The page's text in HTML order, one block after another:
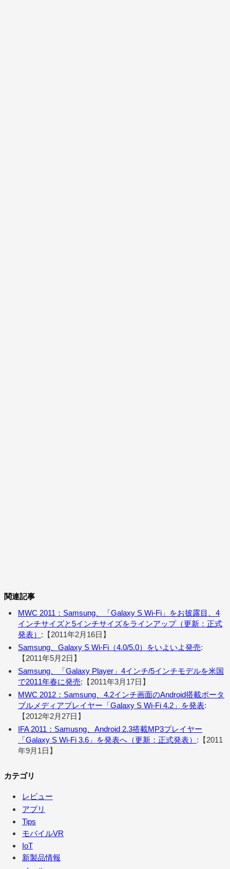
関連記事
MWC 2011：Samsung、「Galaxy S Wi-Fi」をお披露目、4
インチサイズと5インチサイズをラインアップ（更新：正式
発表） :【2011年2月16日】
Samsung、Galaxy S Wi-Fi（4.0/5.0）をいよいよ発売:
【2011年5月2日】
Samsung、「Galaxy Player」4インチ/5インチモデルを米国
で2011年春に発売:【2011年3月17日】
MWC 2012：Samsung、4.2インチ画面のAndroid搭載ポータ
ブルメディアプレイヤー「Galaxy S Wi-Fi 4.2」を発表:
【2012年2月27日】
IFA 2011：Samusng、Android 2.3搭載MP3プレイヤー
「Galaxy S Wi-Fi 3.6」を発表へ（更新：正式発表） :【2011
年9月1日】
カテゴリ
レビュー
アプリ
Tips
モバイルVR
IoT
新製品情報